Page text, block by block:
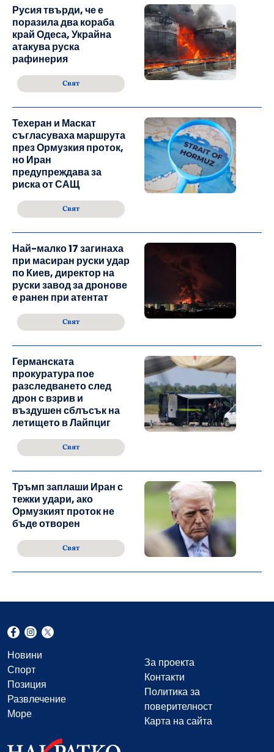
Русия твърди, че е
поразила два кораба
край Одеса, Украйна
атакува руска
рафинерия
Свят
Техеран и Маскат
съгласуваха маршрута
през Ормузкия проток,
но Иран
предупреждава за
риска от САЩ
Свят
Най-малко 17 загинаха
при масиран руски удар
по Киев, директор на
руски завод за дронове
е ранен при атентат
Свят
Германската
прокуратура пое
разследването след
дрон с взрив и
въздушен сблъсък на
летището в Лайпциг
Свят
Тръмп заплаши Иран с
тежки удари, ако
Ормузкият проток не
бъде отворен
Свят
Новини
Спорт
Позиция
Развлечение
Море
За проекта
Контакти
Политика за
поверителност
Карта на сайта